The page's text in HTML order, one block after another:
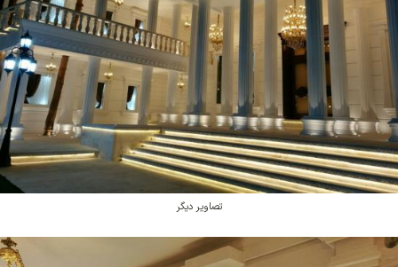
تصاویر دیگر